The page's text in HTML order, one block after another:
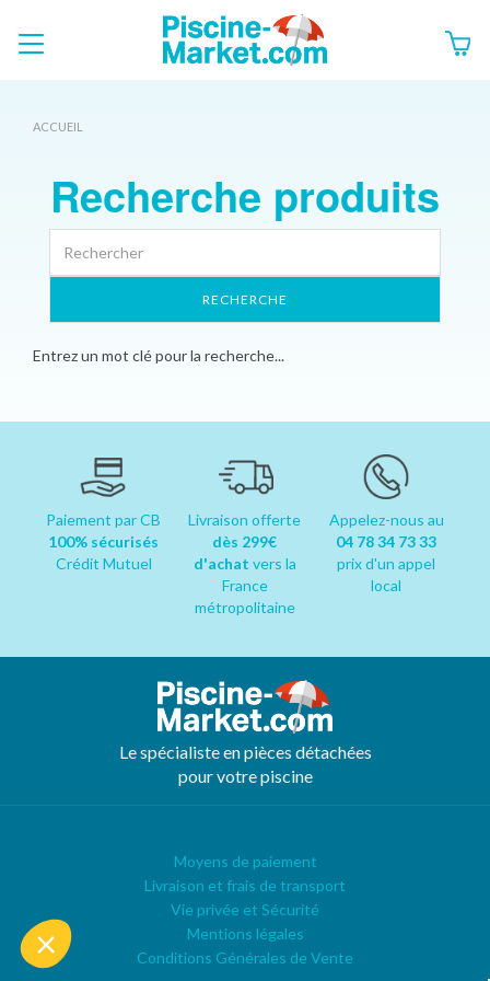
ACCUEIL
Recherche produits
Entrez un mot clé pour la recherche...
Paiement par CB
100% sécurisés
Crédit Mutuel
Livraison offerte
dès 299€
d'achat vers la
France
métropolitaine
Appelez-nous au
04 78 34 73 33
prix d'un appel
local
Le spécialiste en pièces détachées
pour votre piscine
Moyens de paiement
Livraison et frais de transport
Vie privée et Sécurité
Mentions légales
Conditions Générales de Vente